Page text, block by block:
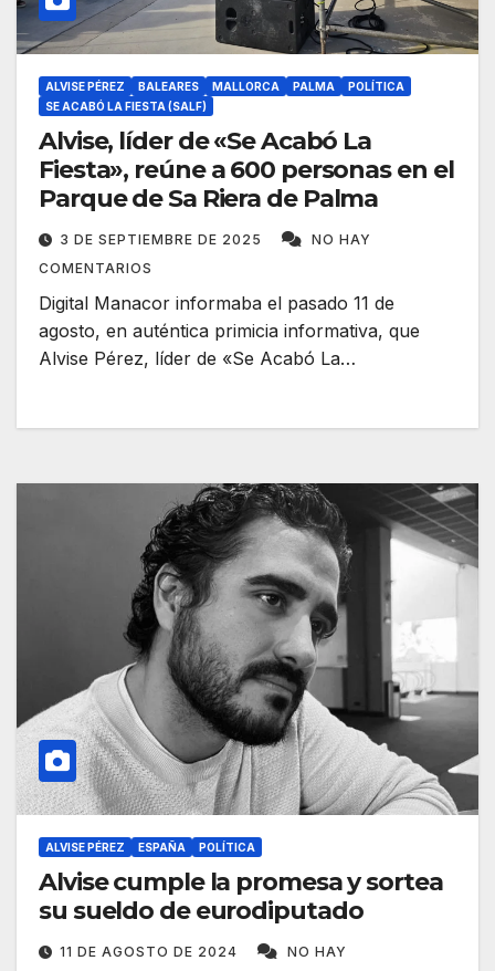
ALVISE PÉREZ BALEARES MALLORCA PALMA
POLÍTICA
SE ACABÓ LA FIESTA (SALF)
Alvise, líder de «Se Acabó La
Fiesta», reúne a 600 personas en el
Parque de Sa Riera de Palma
3 DE SEPTIEMBRE DE 2025
NO HAY
COMENTARIOS
Digital Manacor informaba el pasado 11 de
agosto, en auténtica primicia informativa, que
Alvise Pérez, líder de «Se Acabó La…
ALVISE PÉREZ ESPAÑA POLÍTICA
Alvise cumple la promesa y sortea
su sueldo de eurodiputado
11 DE AGOSTO DE 2024
NO HAY